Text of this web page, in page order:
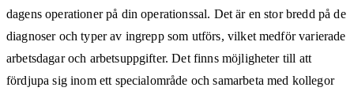
dagens operationer på din operationssal. Det är en stor bredd på de
diagnoser och typer av ingrepp som utförs, vilket medför varierade
arbetsdagar och arbetsuppgifter. Det finns möjligheter till att
fördjupa sig inom ett specialområde och samarbeta med kollegor